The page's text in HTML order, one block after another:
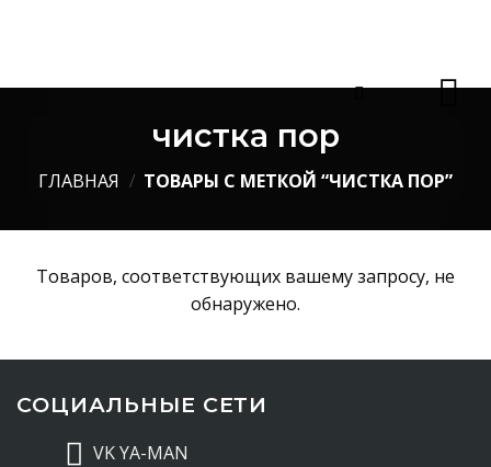
чистка пор
ГЛАВНАЯ / ТОВАРЫ С МЕТКОЙ “ЧИСТКА ПОР”
Товаров, соответствующих вашему запросу, не
обнаружено.
СОЦИАЛЬНЫЕ СЕТИ
VK YA-MAN